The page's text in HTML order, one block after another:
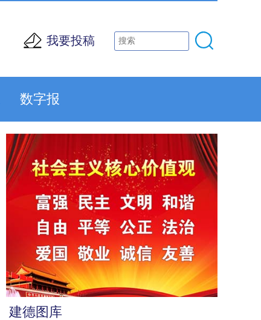
我要投稿
数字报
建德图库